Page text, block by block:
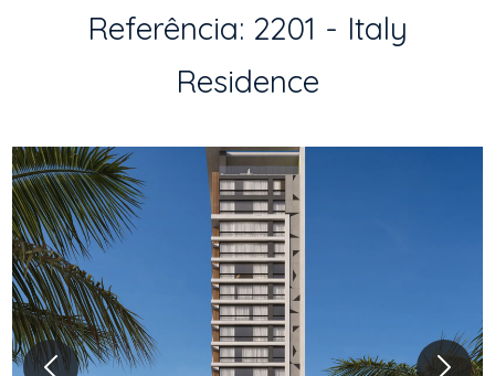
Referência: 2201 - Italy
Residence